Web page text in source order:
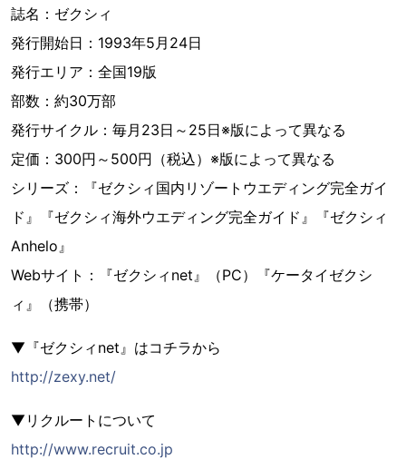
誌名：ゼクシィ
発行開始日：1993年5月24日
発行エリア：全国19版
部数：約30万部
発行サイクル：毎月23日～25日※版によって異なる
定価：300円～500円（税込）※版によって異なる
シリーズ：『ゼクシィ国内リゾートウエディング完全ガイ
ド』『ゼクシィ海外ウエディング完全ガイド』『ゼクシィ
Anhelo』
Webサイト：『ゼクシィnet』（PC）『ケータイゼクシ
ィ』（携帯）
▼『ゼクシィnet』はコチラから
http://zexy.net/
▼リクルートについて
http://www.recruit.co.jp